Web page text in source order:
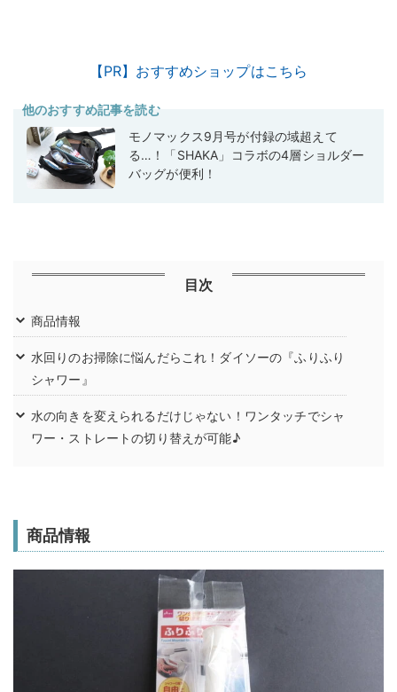
【PR】おすすめショップはこちら
他のおすすめ記事を読む
モノマックス9月号が付録の域超えて
る…！「SHAKA」コラボの4層ショルダー
バッグが便利！
目次
商品情報
水回りのお掃除に悩んだらこれ！ダイソーの『ふりふり
シャワー』
水の向きを変えられるだけじゃない！ワンタッチでシャ
ワー・ストレートの切り替えが可能♪
商品情報